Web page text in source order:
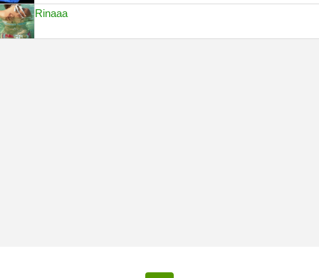
Rinaaa